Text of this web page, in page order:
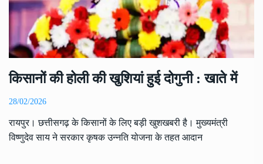
किसानों की होली की खुशियां हुई दोगुनी : खाते में
28/02/2026
रायपुर। छत्तीसगढ़ के किसानों के लिए बड़ी खुशखबरी है। मुख्यमंत्री
विष्णुदेव साय ने सरकार कृषक उन्नति योजना के तहत आदान